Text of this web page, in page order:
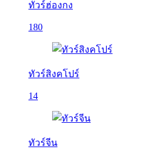
ทัวร์ฮ่องกง
180
ทัวร์สิงคโปร์
14
ทัวร์จีน